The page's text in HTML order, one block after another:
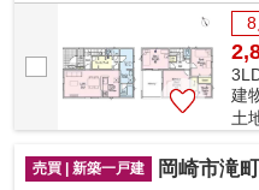
せて頂きますのでお気軽にお問合せ
建
土
売買 | 新築一戸建 岡崎市滝町字